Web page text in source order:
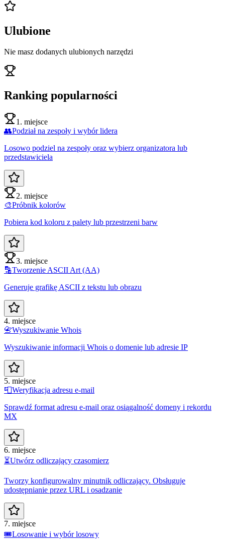
Ulubione
Nie masz dodanych ulubionych narzędzi
Ranking popularności
1. miejsce
👥Podział na zespoły i wybór lidera
Losowo podziel na zespoły oraz wybierz organizatora lub
przedstawiciela
2. miejsce
🎨Próbnik kolorów
Pobiera kod koloru z palety lub przestrzeni barw
3. miejsce
🔡Tworzenie ASCII Art (AA)
Generuje grafikę ASCII z tekstu lub obrazu
4. miejsce
📇Wyszukiwanie Whois
Wyszukiwanie informacji Whois o domenie lub adresie IP
5. miejsce
📮Weryfikacja adresu e-mail
Sprawdź format adresu e-mail oraz osiągalność domeny i rekordu
MX
6. miejsce
⏳Utwórz odliczający czasomierz
Tworzy konfigurowalny minutnik odliczający. Obsługuje
udostępnianie przez URL i osadzanie
7. miejsce
🎟️Losowanie i wybór losowy